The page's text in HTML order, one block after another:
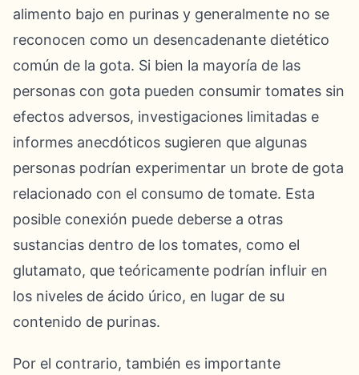
alimento bajo en purinas y generalmente no se
reconocen como un desencadenante dietético
común de la gota. Si bien la mayoría de las
personas con gota pueden consumir tomates sin
efectos adversos, investigaciones limitadas e
informes anecdóticos sugieren que algunas
personas podrían experimentar un brote de gota
relacionado con el consumo de tomate. Esta
posible conexión puede deberse a otras
sustancias dentro de los tomates, como el
glutamato, que teóricamente podrían influir en
los niveles de ácido úrico, en lugar de su
contenido de purinas.
Por el contrario, también es importante